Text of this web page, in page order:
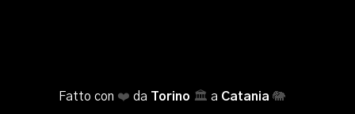
Fatto con ❤️ da Torino 🏛️ a Catania 🐘